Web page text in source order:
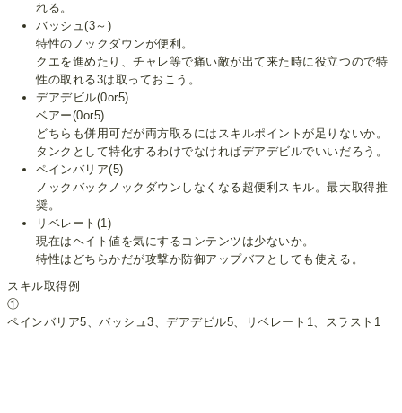
れる。
バッシュ(3～)
特性のノックダウンが便利。
クエを進めたり、チャレ等で痛い敵が出て来た時に役立つので特
性の取れる3は取っておこう。
デアデビル(0or5)
ベアー(0or5)
どちらも併用可だが両方取るにはスキルポイントが足りないか。
タンクとして特化するわけでなければデアデビルでいいだろう。
ペインバリア(5)
ノックバックノックダウンしなくなる超便利スキル。最大取得推
奨。
リベレート(1)
現在はヘイト値を気にするコンテンツは少ないか。
特性はどちらかだが攻撃か防御アップバフとしても使える。
スキル取得例
①
ペインバリア5、バッシュ3、デアデビル5、リベレート1、スラスト1